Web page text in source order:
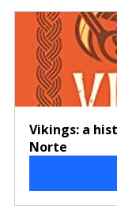
Vikings: a
Norte